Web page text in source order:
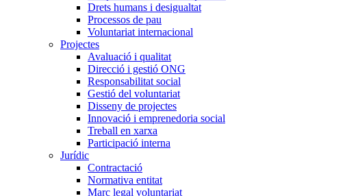
Drets humans i desigualtat
Processos de pau
Voluntariat internacional
Projectes
Avaluació i qualitat
Direcció i gestió ONG
Responsabilitat social
Gestió del voluntariat
Disseny de projectes
Innovació i emprenedoria social
Treball en xarxa
Participació interna
Jurídic
Contractació
Normativa entitat
Marc legal voluntariat